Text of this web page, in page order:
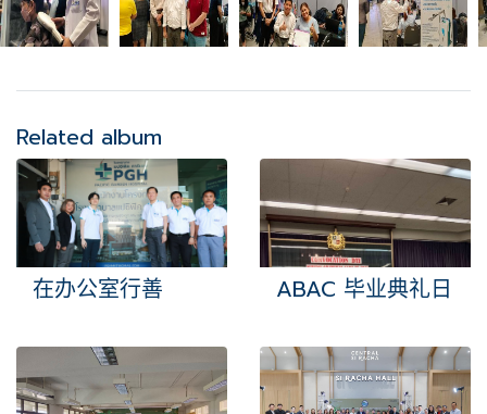
Related album
在办公室行善 ABAC 毕业典礼日